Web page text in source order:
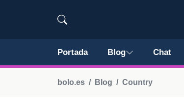
Portada Blog Chat
bolo.es Blog Country